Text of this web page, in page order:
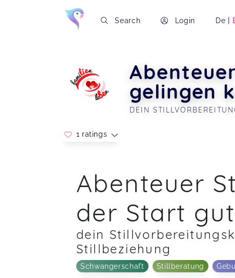
Search Login De |
gelingen
DEIN
Soon you will learn more about me here...
1 ratings
Kurs!
Klara,Mar
Abenteuer
der Start
dein
Stillbeziehung
Schwangerschaft Stillberatung